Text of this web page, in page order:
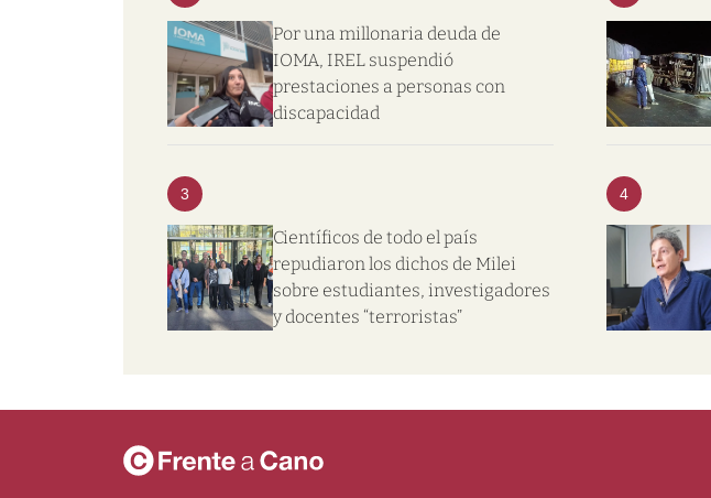
Por una millonaria deuda de
IOMA, IREL suspendió
prestaciones a personas con
discapacidad
3
Científicos de todo el país
repudiaron los dichos de Milei
sobre estudiantes, investigadores
y docentes “terroristas”
4